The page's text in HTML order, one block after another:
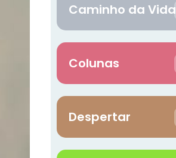
Caminho da Vida
Colunas
Despertar